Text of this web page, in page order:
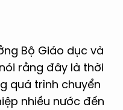
Bộ Giáo dục và
rằng đây là thời
quá trình chuyển
nhiều nước đến